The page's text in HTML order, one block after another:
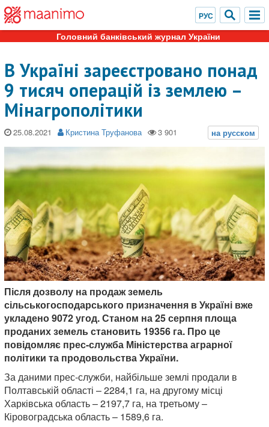
Головний банківський журнал України
В Україні зареєстровано понад
9 тисяч операцій із землею –
Мінагрополітики
25.08.2021 Кристина Труфанова
Після дозволу на продаж земель
сільськогосподарського призначення в Україні вже
укладено 9072 угод. Станом на 25 серпня площа
проданих земель становить 19356 га. Про це
повідомляє прес-служба Міністерства аграрної
політики та продовольства України.
За даними прес-служби, найбільше землі продали в
Полтавській області – 2284,1 га, на другому місці
Харківська область – 2197,7 га, на третьому –
Кіровоградська область – 1589,6 га.